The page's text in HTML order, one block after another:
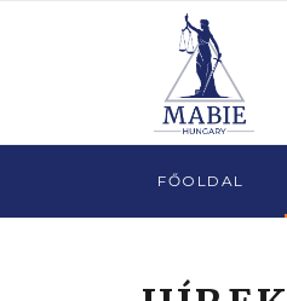
FŐOLDAL